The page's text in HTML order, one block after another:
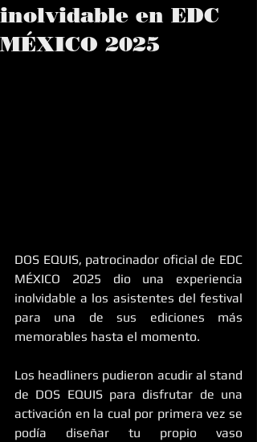
inolvidable en EDC
MÉXICO 2025
DOS EQUIS, patrocinador oficial de EDC
MÉXICO 2025 dio una experiencia
inolvidable a los asistentes del festival
para una de sus ediciones más
memorables hasta el momento.
Los headliners pudieron acudir al stand
de DOS EQUIS para disfrutar de una
activación en la cual por primera vez se
podía diseñar tu propio vaso